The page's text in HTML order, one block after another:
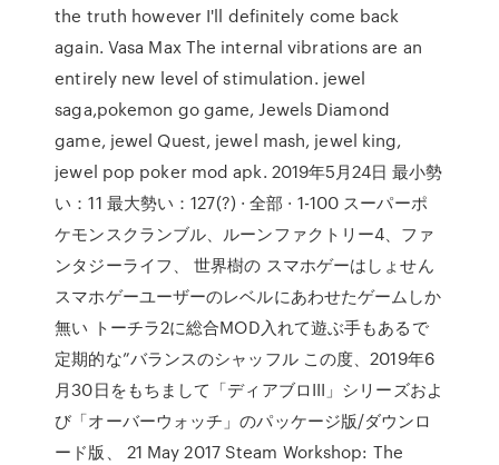
the truth however I'll definitely come back
again. Vasa Max The internal vibrations are an
entirely new level of stimulation. jewel
saga,pokemon go game, Jewels Diamond
game, jewel Quest, jewel mash, jewel king,
jewel pop poker mod apk. 2019年5月24日 最小勢
い：11 最大勢い：127(?) · 全部 · 1-100 スーパーポ
ケモンスクランブル、ルーンファクトリー4、ファ
ンタジーライフ、 世界樹の スマホゲーはしょせん
スマホゲーユーザーのレベルにあわせたゲームしか
無い トーチラ2に総合MOD入れて遊ぶ手もあるで
定期的な”バランスのシャッフル この度、2019年6
月30日をもちまして「ディアブロIII」シリーズおよ
び「オーバーウォッチ」のパッケージ版/ダウンロ
ード版、 21 May 2017 Steam Workshop: The